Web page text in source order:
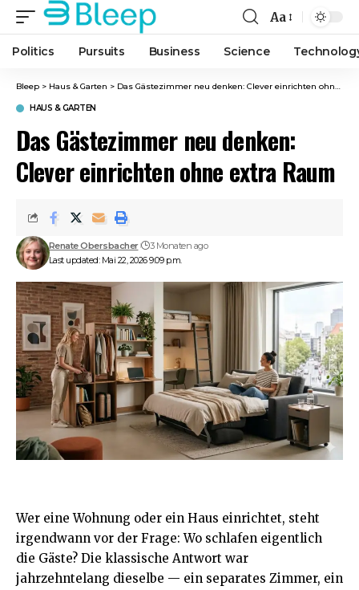
Font
Resizer
Aa
Politics Pursuits Business Science
Bleep > Haus & Garten > Das Gästezimmer neu denken: Clever einrichten ohne extra Raum
HAUS & GARTEN
Das Gästezimmer neu denken:
Clever einrichten ohne extra Raum
Last updated: Mai 22, 2026 9:09 p.m.
Renate Obersbacher 3 Monaten ago
Wer eine Wohnung oder ein Haus einrichtet, steht
irgendwann vor der Frage: Wo schlafen eigentlich
die Gäste? Die klassische Antwort war
jahrzehntelang dieselbe — ein separates Zimmer, ein